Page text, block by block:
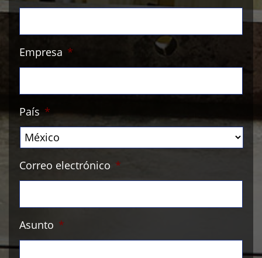
Empresa *
País *
Correo electrónico *
Asunto *